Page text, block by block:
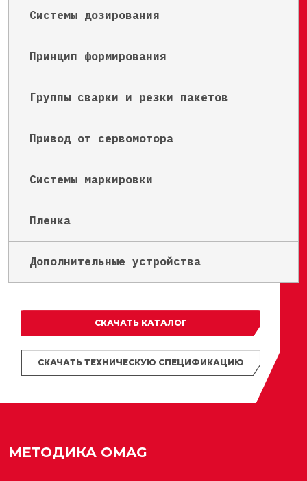
Системы дозирования
Принцип формирования
Группы сварки и резки пакетов
Привод от сервомотора
Системы маркировки
Пленка
Дополнительные устройства
СКАЧАТЬ КАТАЛОГ
СКАЧАТЬ ТЕХНИЧЕСКУЮ СПЕЦИФИКАЦИЮ
МЕТОДИКА OMAG